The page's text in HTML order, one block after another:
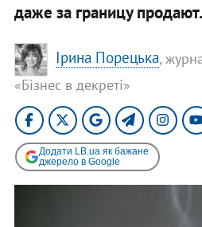
даже за границу продают.
Ірина Порецька,
«Бізнес в декреті»
Додати LB.ua як бажане
джерело в Google